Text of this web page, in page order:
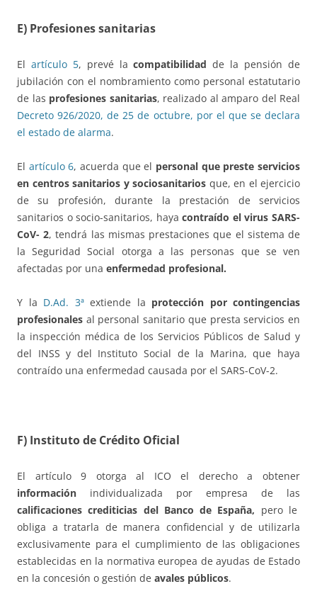
E) Profesiones sanitarias
El artículo 5, prevé lacompatibilidadde la pensión de
jubilación con el nombramiento como personal estatutario
de las profesiones sanitarias, realizado al amparo del Real
Decreto 926/2020, de 25 de octubre, por el que se declara
el estado de alarma.
El artículo 6, acuerda que el personal que preste servicios
en centros sanitarios y sociosanitarios que, en el ejercicio
de su profesión, durante la prestación de servicios
sanitarios o socio-sanitarios, hayacontraído el virus SARS-
CoV- 2, tendrá las mismas prestaciones que el sistema de
la Seguridad Social otorga a las personas que se ven
afectadas por una enfermedad profesional.
Y la D.Ad. 3ªextiende la protección por contingencias
profesionales al personal sanitario que presta servicios en
la inspección médica de los Servicios Públicos de Salud y
del INSS y del Instituto Social de la Marina, que haya
contraído una enfermedad causada por el SARS-CoV-2.
F) Instituto de Crédito Oficial
El artículo 9 otorga al ICO el derecho a obtener
información individualizada por empresa de las
calificaciones crediticias del Banco de España, pero le
obliga a tratarla de manera confidencial y de utilizarla
exclusivamente para el cumplimiento de las obligaciones
establecidas en la normativa europea de ayudas de Estado
en la concesión o gestión de avales públicos.